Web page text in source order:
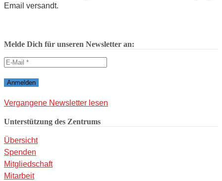
Email versandt.
Melde Dich für unseren Newsletter an:
Vergangene Newsletter lesen
Unterstützung des Zentrums
Übersicht
Spenden
Mitgliedschaft
Mitarbeit